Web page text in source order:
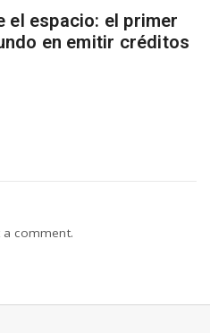
el espacio: el primer
en emitir créditos
comment.